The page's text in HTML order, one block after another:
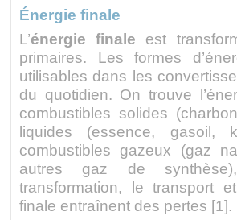
Énergie finale
L’énergie finale est
primaires. Les formes
utilisables dans les
du quotidien. On trouve
combustibles solides
liquides (essence, gasoil,
combustibles gazeux (gaz
autres gaz de
transformation, le transport
finale entraînent des pertes [1].